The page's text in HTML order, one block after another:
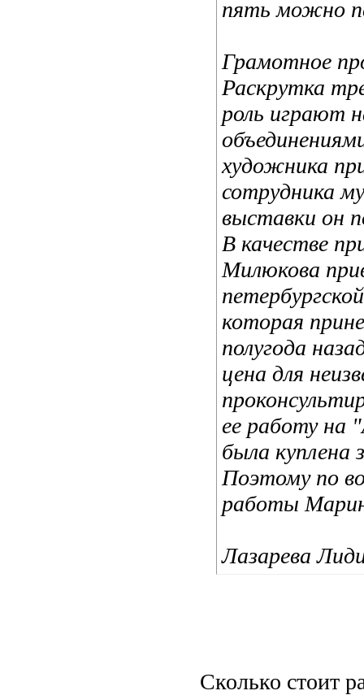
пять можно
Грамотное
Раскрутка
роль играют
художника
сотрудника
выставки он
В качестве
Милюкова
которая
полугода
цена для
ее работу на
была куплена
Поэтому по
работы
Лазарева
Сколько стоит